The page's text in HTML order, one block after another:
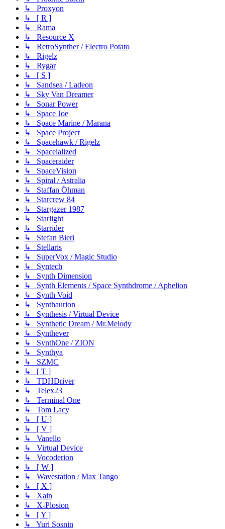
↳ Proxyon
↳ [ R ]
↳ Rama
↳ Resource X
↳ RetroSynther / Electro Potato
↳ Rigelz
↳ Rygar
↳ [ S ]
↳ Sandsea / Ladeon
↳ Sky Van Dreamer
↳ Sonar Power
↳ Space Joe
↳ Space Marine / Marana
↳ Space Project
↳ Spacehawk / Rigelz
↳ Spaceialized
↳ Spaceraider
↳ SpaceVision
↳ Spiral / Astralia
↳ Staffan Öhman
↳ Starcrew 84
↳ Stargazer 1987
↳ Starlight
↳ Starrider
↳ Stefan Bieri
↳ Stellaris
↳ SuperVox / Magic Studio
↳ Syntech
↳ Synth Dimension
↳ Synth Elements / Space Synthdrome / Aphelion
↳ Synth Void
↳ Synthaurion
↳ Synthesis / Virtual Device
↳ Synthetic Dream / Mr.Melody
↳ Synthever
↳ SynthOne / ZION
↳ Synthya
↳ SZMC
↳ [ T ]
↳ TDHDriver
↳ Telex23
↳ Terminal One
↳ Tom Lacy
↳ [ U ]
↳ [ V ]
↳ Vanello
↳ Virtual Device
↳ Vocoderion
↳ [ W ]
↳ Wavestation / Max Tango
↳ [ X ]
↳ Xain
↳ X-Plosion
↳ [ Y ]
↳ Yuri Sosnin